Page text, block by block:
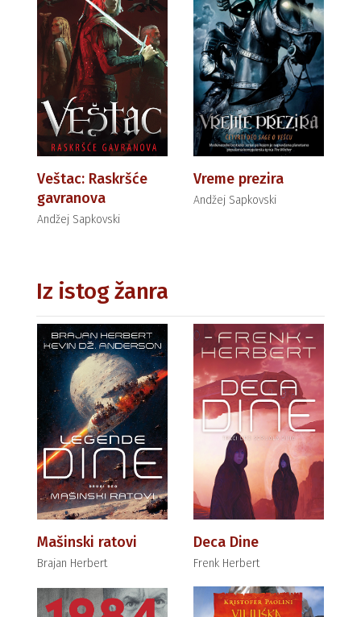
Veštac: Raskršće
gavranova
Andžej Sapkovski
Vreme prezira
Andžej Sapkovski
Iz istog žanra
Mašinski ratovi
Brajan Herbert
Deca Dine
Frenk Herbert